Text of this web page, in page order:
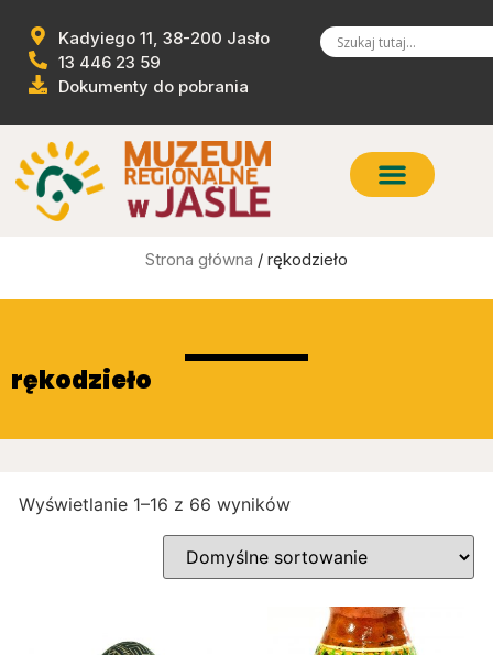
Kadyiego 11, 38-200 Jasło
13 446 23 59
Dokumenty do pobrania
Strona główna / rękodzieło
rękodzieło
Wyświetlanie 1–16 z 66 wyników